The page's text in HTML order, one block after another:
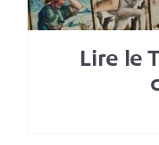
Lire le